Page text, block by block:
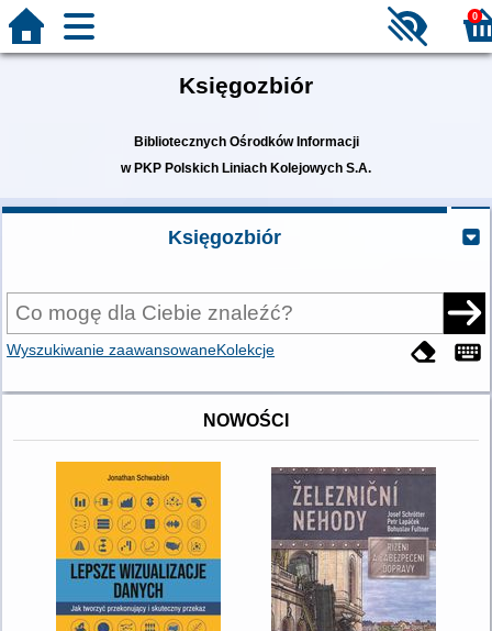
0
Księgozbiór
Bibliotecznych Ośrodków Informacji
w PKP Polskich Liniach Kolejowych S.A.
Księgozbiór
Wyszukiwanie zaawansowaneKolekcje
NOWOŚCI